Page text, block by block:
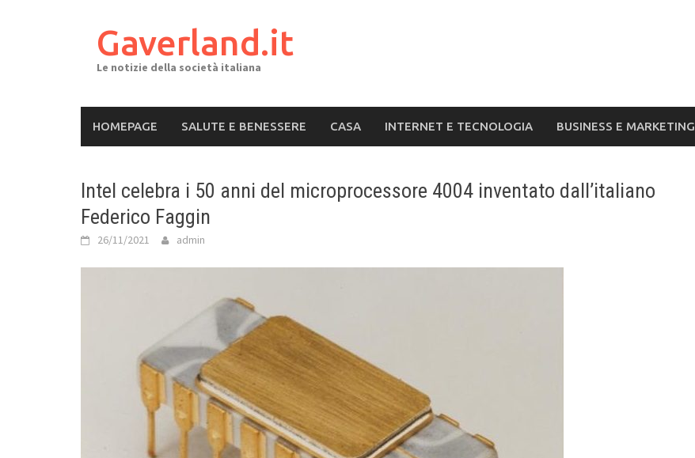
Gaverland.it
Le notizie della società italiana
HOMEPAGE SALUTE E BENESSERE CASA INTERNET E TECNOLOGIA BUSINESS E MARKETING
Intel celebra i 50 anni del microprocessore 4004 inventato dall’italiano
Federico Faggin
26/11/2021 admin